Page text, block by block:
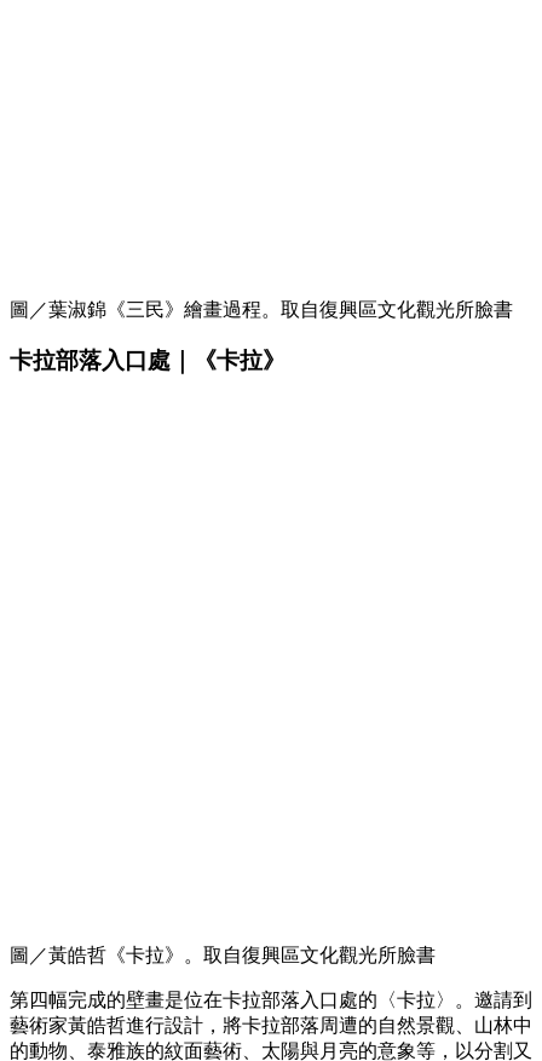
圖／葉淑錦《三民》繪畫過程。取自復興區文化觀光所臉書
卡拉部落入口處｜《卡拉》
圖／黃皓哲《卡拉》。取自復興區文化觀光所臉書
第四幅完成的壁畫是位在卡拉部落入口處的〈卡拉〉。邀請到
藝術家黃皓哲進行設計，將卡拉部落周遭的自然景觀、山林中
的動物、泰雅族的紋面藝術、太陽與月亮的意象等，以分割又